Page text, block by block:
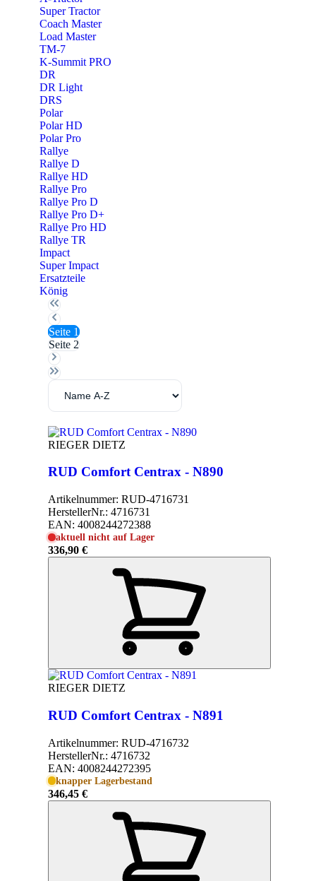
Super Tractor
Coach Master
Load Master
TM-7
K-Summit PRO
DR
DR Light
DRS
Polar
Polar HD
Polar Pro
Rallye
Rallye D
Rallye HD
Rallye Pro
Rallye Pro D
Rallye Pro D+
Rallye Pro HD
Rallye TR
Impact
Super Impact
Ersatzteile
König
Seite 1
Seite 2
RIEGER DIETZ
RUD Comfort Centrax - N890
Artikelnummer: RUD-4716731
HerstellerNr.: 4716731
EAN: 4008244272388
aktuell nicht auf Lager
336,90 €
RIEGER DIETZ
RUD Comfort Centrax - N891
Artikelnummer: RUD-4716732
HerstellerNr.: 4716732
EAN: 4008244272395
knapper Lagerbestand
346,45 €